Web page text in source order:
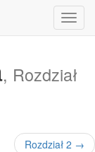
, Rozdział
Rozdział 2 →